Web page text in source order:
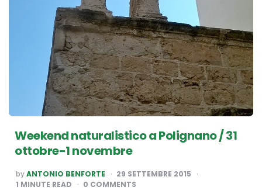
Weekend naturalistico a Polignano / 31
ottobre-1 novembre
POSTED
BY
byANTONIO BENFORTE
29 SETTEMBRE 2015
1 MINUTE READ 0 COMMENTS